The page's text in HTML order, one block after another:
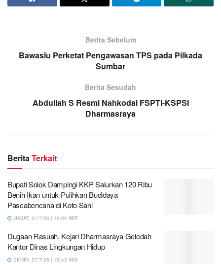
Berita Sebelum
Bawaslu Perketat Pengawasan TPS pada Pilkada
Sumbar
Berita Sesudah
Abdullah S Resmi Nahkodai FSPTI-KSPSI
Dharmasraya
BeritaTerkait
Bupati Solok Dampingi KKP Salurkan 120 Ribu
Benih Ikan untuk Pulihkan Budidaya
Pascabencana di Koto Sani
JUMAT, 31/7/26 | 19:04 WIB
Dugaan Rasuah, Kejari Dharmasraya Geledah
Kantor Dinas Lingkungan Hidup
SENIN, 27/7/26 | 19:43 WIB